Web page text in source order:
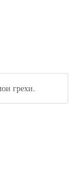
грехи.